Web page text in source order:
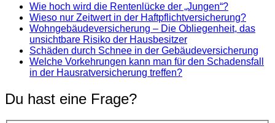
Wie hoch wird die Rentenlücke der „Jungen“?
Wieso nur Zeitwert in der Haftpflichtversicherung?
Wohngebäudeversicherung – Die Obliegenheit, das
unsichtbare Risiko der Hausbesitzer
Schäden durch Schnee in der Gebäudeversicherung
Welche Vorkehrungen kann man für den Schadensfall
in der Hausratversicherung treffen?
Du hast eine Frage?